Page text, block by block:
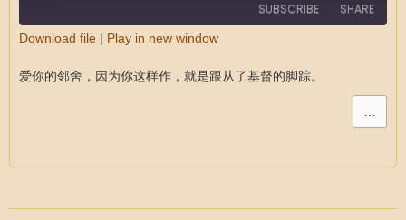
SUBSCRIBE SHARE
RSS FEED
Download file | Play in new window
爱你的邻舍，因为你这样作，就是跟从了基督的脚踪。
…